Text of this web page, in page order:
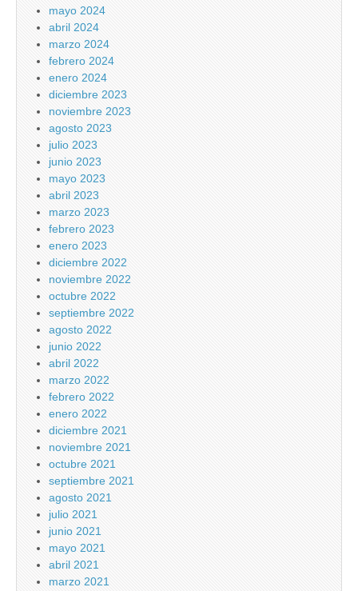
mayo 2024
abril 2024
marzo 2024
febrero 2024
enero 2024
diciembre 2023
noviembre 2023
agosto 2023
julio 2023
junio 2023
mayo 2023
abril 2023
marzo 2023
febrero 2023
enero 2023
diciembre 2022
noviembre 2022
octubre 2022
septiembre 2022
agosto 2022
junio 2022
abril 2022
marzo 2022
febrero 2022
enero 2022
diciembre 2021
noviembre 2021
octubre 2021
septiembre 2021
agosto 2021
julio 2021
junio 2021
mayo 2021
abril 2021
marzo 2021